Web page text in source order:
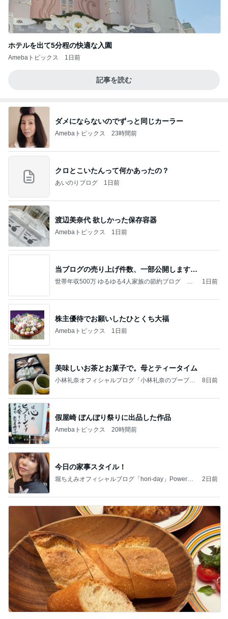
ホテルを出て5分程の快適な入園
Amebaトピックス 1日前
記事を読む
ダメにならないのでずっと同じカーラー
Amebaトピックス 23時間前
クロとこいたんって何かあったの？
あいのりブログ 1日前
渡辺美奈代 欲しかった保存容器
Amebaトピックス 1日前
当ブログの売り上げ件数、一部公開します…
世帯年収500万 ゆるゆる4人家族の節約ブログ 〜
1日前
株主優待でお願いしたひとくち大福
Amebaトピックス 1日前
美味しいお茶とお菓子で。母とティータイム
小林礼奈オフィシャルブログ「小林礼奈のブーブー
8日前
假屋崎 ぼんぼり祭りに出品した作品
Amebaトピックス 20時間前
今日の家事スタイル！
堀ちえみオフィシャルブログ「hori-day」Powered
2日前